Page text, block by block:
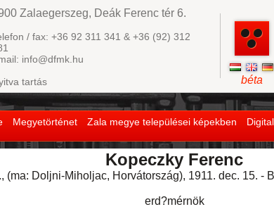
Megyetörténet Zala megye települései képekben
Zalaegerszeg, Deák Ferenc tér 6.
/ fax: +36 92 311 341 & +36 (92) 312
info@dfmk.hu
tartás
béta
Kopeczky Ferenc
(ma: Doljni-Miholjac, Horvátország), 1911. dec. 15. -
erd?mérnök